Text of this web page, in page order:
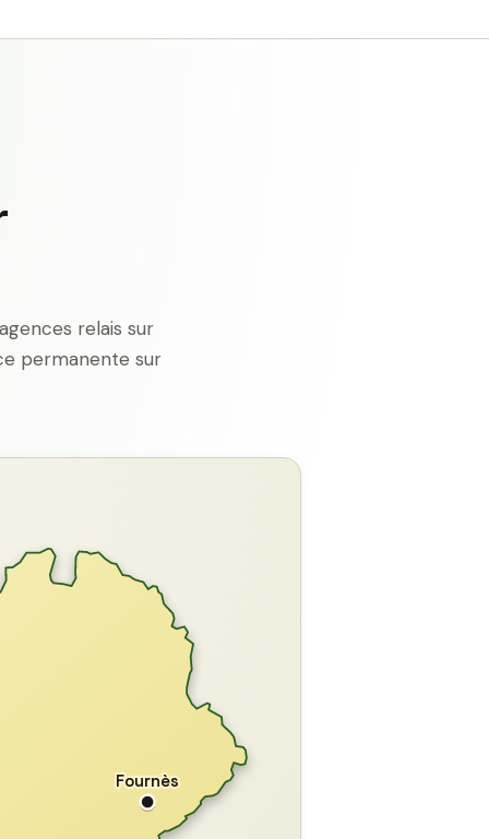
relais sur
permanente sur
Fournès